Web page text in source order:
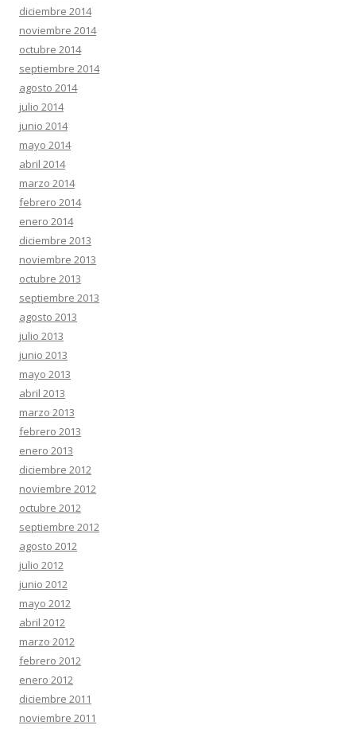
diciembre 2014
noviembre 2014
octubre 2014
septiembre 2014
agosto 2014
julio 2014
junio 2014
mayo 2014
abril 2014
marzo 2014
febrero 2014
enero 2014
diciembre 2013
noviembre 2013
octubre 2013
septiembre 2013
agosto 2013
julio 2013
junio 2013
mayo 2013
abril 2013
marzo 2013
febrero 2013
enero 2013
diciembre 2012
noviembre 2012
octubre 2012
septiembre 2012
agosto 2012
julio 2012
junio 2012
mayo 2012
abril 2012
marzo 2012
febrero 2012
enero 2012
diciembre 2011
noviembre 2011